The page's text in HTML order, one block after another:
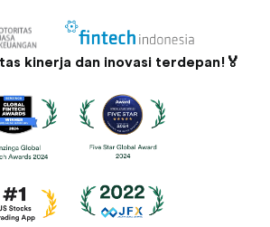
kinerja dan inovasi terdepan!🏅